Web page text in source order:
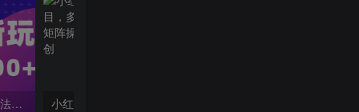
10432期）小说推文全新玩法，5分钟一条原创视频，结合中视频bilibili赚多份收益